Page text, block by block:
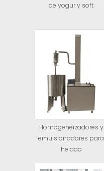
de yogur y soft
Homogeneizadores y
emulsionadores para
helado